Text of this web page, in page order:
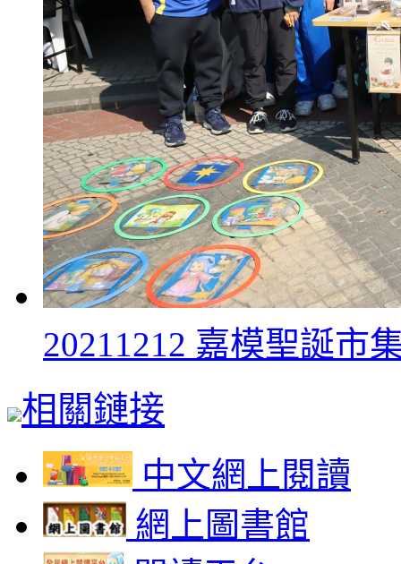
20211212 嘉模聖誕市
相關鏈接
中文網上閱讀
網上圖書館